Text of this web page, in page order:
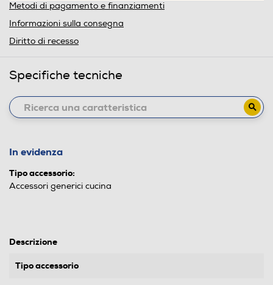
Metodi di pagamento e finanziamenti
Informazioni sulla consegna
Diritto di recesso
Specifiche tecniche
In evidenza
Tipo accessorio:
Accessori generici cucina
Descrizione
Tipo accessorio